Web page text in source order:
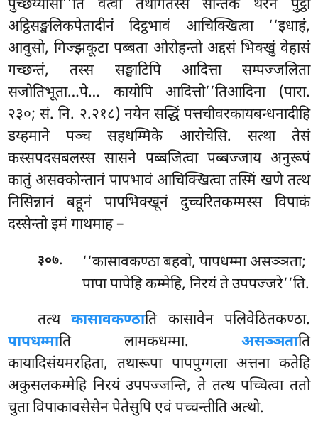
पुच्छेय्यासी’’ति वत्वा तथागतस्स सन्तिके थेरेन पुट्ठो
अट्ठिसङ्खलिकपेतादीनं दिट्ठभावं आचिक्खित्वा ‘‘इधाहं,
आवुसो, गिज्झकूटा पब्बता ओरोहन्तो अद्दसं भिक्खुं वेहासं
गच्छन्तं, तस्स सङ्घाटिपि आदित्ता सम्पज्जलिता
सजोतिभूता…पे… कायोपि आदित्तो’’तिआदिना (पारा.
२३०; सं. नि. २.२१८) नयेन सद्धिं पत्तचीवरकायबन्धनादीहि
डय्हमाने पञ्च सहधम्मिके आरोचेसि. सत्था तेसं
कस्सपदसबलस्स सासने पब्बजित्वा पब्बज्जाय अनुरूपं
कातुं असक्कोन्तानं पापभावं आचिक्खित्वा तस्मिं खणे तत्थ
निसिन्नानं बहूनं पापभिक्खूनं दुच्चरितकम्मस्स विपाकं
दस्सेन्तो इमं गाथमाह –
३०७.
‘‘कासावकण्ठा बहवो, पापधम्मा असञ्ञता;
पापा पापेहि कम्मेहि, निरयं ते उपपज्जरे’’ति.
तत्थकासावकण्ठाति कासावेन पलिवेठितकण्ठा.
पापधम्माति लामकधम्मा. असञ्ञताति
कायादिसंयमरहिता, तथारूपा पापपुग्गला अत्तना कतेहि
अकुसलकम्मेहि निरयं उपपज्जन्ति, ते तत्थ पच्चित्वा ततो
चुता विपाकावसेसेन पेतेसुपि एवं पच्चन्तीति अत्थो.